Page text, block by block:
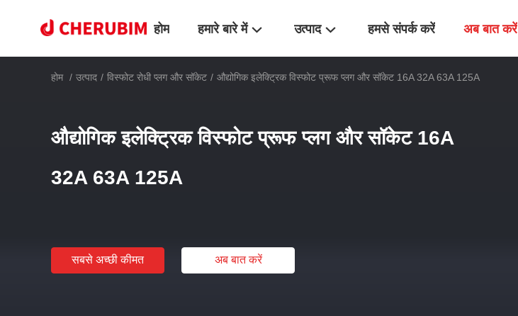
होम हमारे बारे में उत्पाद हमसे संपर्क करें अब बात करें
होम / उत्पाद / विस्फोट रोधी प्लग और सॉकेट / औद्योगिक इलेक्ट्रिक विस्फोट प्रूफ प्लग और सॉकेट 16A 32A 63A 125A
औद्योगिक इलेक्ट्रिक विस्फोट प्रूफ प्लग और सॉकेट 16A
32A 63A 125A
सबसे अच्छी कीमत अब बात करें